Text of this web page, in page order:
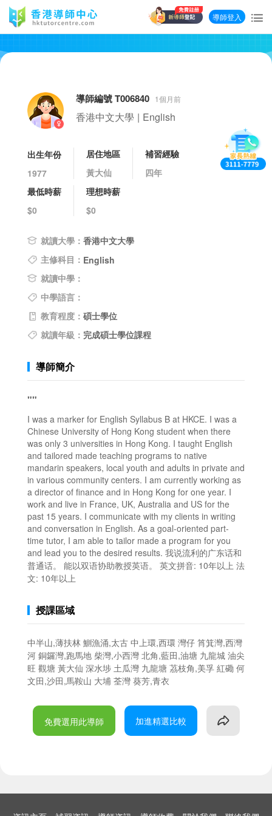
導師登入
導師編號 T006840 1個月前
香港中文大學 | English
出生年份
1977
居住地區
黃大仙
補習經驗
四年
最低時薪
$0
理想時薪
$0
就讀大學： 香港中文大學
主修科目： English
就讀中學：
中學語言：
教育程度： 碩士學位
就讀年級： 完成碩士學位課程
導師簡介
""
I was a marker for English Syllabus B at HKCE. I was a
Chinese University of Hong Kong student when there
was only 3 universities in Hong Kong. I taught English
and tailored made teaching programs to native
mandarin speakers, local youth and adults in private and
in various community centers. I am currently working as
a director of finance and in Hong Kong for one year. I
work and live in France, UK, Australia and US for the
past 15 years. I communicate with my clients in writing
and conversation in English. As a goal-oriented part-
time tutor, I am able to tailor made a program for you
and lead you to the desired results. 我说流利的广东话和
普通话。 能以双语协助教授英语。 英文拼音: 10年以上 法
文: 10年以上
授課區域
中半山,薄扶林 鰂漁涌,太古 中上環,西環 灣仔 筲箕灣,西灣
河 銅鑼灣,跑馬地 柴灣,小西灣 北角,藍田,油塘 九龍城 油尖
旺 觀塘 黃大仙 深水埗 土瓜灣 九龍塘 茘枝角,美孚 紅磡 何
文田,沙田,馬鞍山 大埔 荃灣 葵芳,青衣
免費選用此導師 加進精選比較